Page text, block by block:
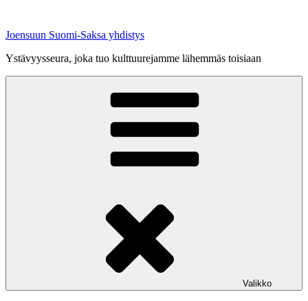
Joensuun Suomi-Saksa yhdistys
Ystävyysseura, joka tuo kulttuurejamme lähemmäs toisiaan
Valikko